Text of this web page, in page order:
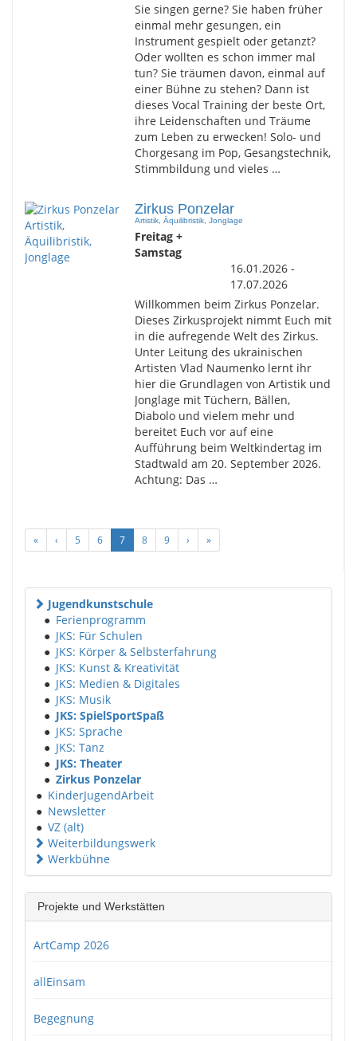
Sie singen gerne? Sie haben früher
einmal mehr gesungen, ein
Instrument gespielt oder getanzt?
Oder wollten es schon immer mal
tun? Sie träumen davon, einmal auf
einer Bühne zu stehen? Dann ist
dieses Vocal Training der beste Ort,
ihre Leidenschaften und Träume
zum Leben zu erwecken! Solo- und
Chorgesang im Pop, Gesangstechnik,
Stimmbildung und vieles …
Zirkus Ponzelar
Artistik, Äquilibristik, Jonglage
Freitag +
Samstag
16.01.2026 -
17.07.2026
Willkommen beim Zirkus Ponzelar.
Dieses Zirkusprojekt nimmt Euch mit
in die aufregende Welt des Zirkus.
Unter Leitung des ukrainischen
Artisten Vlad Naumenko lernt ihr
hier die Grundlagen von Artistik und
Jonglage mit Tüchern, Bällen,
Diabolo und vielem mehr und
bereitet Euch vor auf eine
Aufführung beim Weltkindertag im
Stadtwald am 20. September 2026.
Achtung: Das …
« ‹ 5 6 7 8 9 › »
Jugendkunstschule
● Ferienprogramm
● JKS: Für Schulen
● JKS: Körper & Selbsterfahrung
● JKS: Kunst & Kreativität
● JKS: Medien & Digitales
● JKS: Musik
● JKS: SpielSportSpaß
● JKS: Sprache
● JKS: Tanz
● JKS: Theater
● Zirkus Ponzelar
● KinderJugendArbeit
● Newsletter
● VZ (alt)
Weiterbildungswerk
Werkbühne
Projekte und Werkstätten
ArtCamp 2026
allEinsam
Begegnung